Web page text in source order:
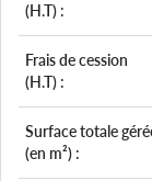
(H.T) :
Frais de cession
(H.T) :
Surface totale
(en m²) :